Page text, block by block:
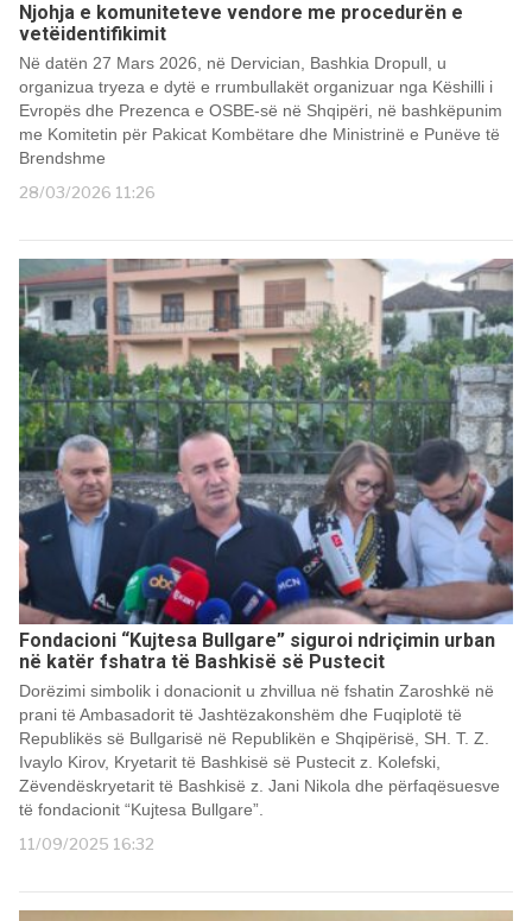
Njohja e komuniteteve vendore me procedurën e
vetëidentifikimit
Në datën 27 Mars 2026, në Dervician, Bashkia Dropull, u
organizua tryeza e dytë e rrumbullakët organizuar nga Këshilli i
Evropës dhe Prezenca e OSBE-së në Shqipëri, në bashkëpunim
me Komitetin për Pakicat Kombëtare dhe Ministrinë e Punëve të
Brendshme
28/03/2026 11:26
Fondacioni “Kujtesa Bullgare” siguroi ndriçimin urban
në katër fshatra të Bashkisë së Pustecit
Dorëzimi simbolik i donacionit u zhvillua në fshatin Zaroshkë në
prani të Ambasadorit të Jashtëzakonshëm dhe Fuqiplotë të
Republikës së Bullgarisë në Republikën e Shqipërisë, SH. T. Z.
Ivaylo Kirov, Kryetarit të Bashkisë së Pustecit z. Kolefski,
Zëvendëskryetarit të Bashkisë z. Jani Nikola dhe përfaqësuesve
të fondacionit “Kujtesa Bullgare”.
11/09/2025 16:32